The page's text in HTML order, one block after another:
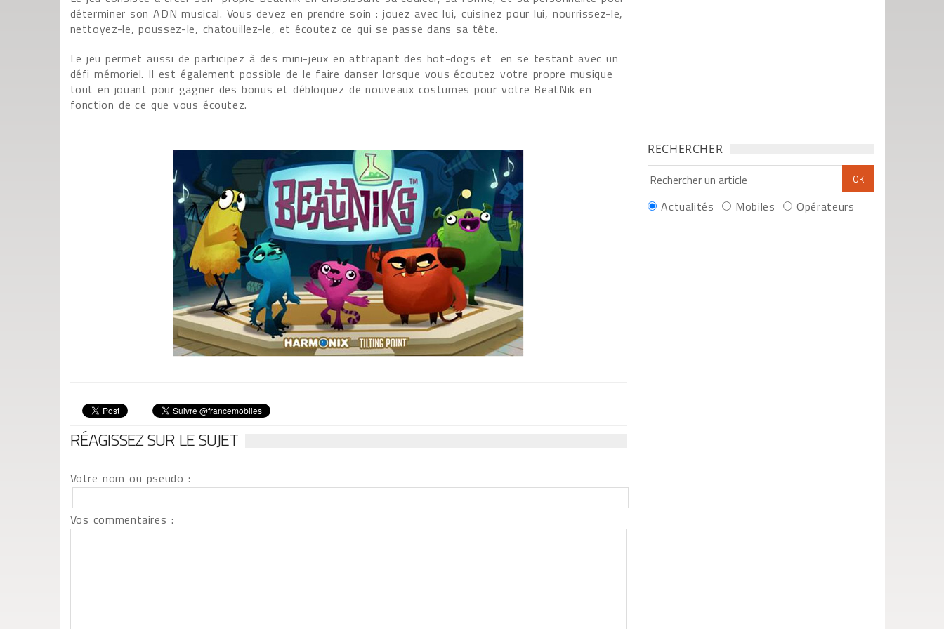
déterminer son ADN musical. Vous devez en prendre soin : jouez avec lui, cuisinez pour lui, nourrissez-le,
nettoyez-le, poussez-le, chatouillez-le, et écoutez ce qui se passe dans sa tête.
Le jeu permet aussi de participez à des mini-jeux en attrapant des hot-dogs et en se testant avec un
défi mémoriel. Il est également possible de le faire danser lorsque vous écoutez votre propre musique
tout en jouant pour gagner des bonus et débloquez de nouveaux costumes pour votre BeatNik en
fonction de ce que vous écoutez.
RÉAGISSEZ SUR LE SUJET
Votre nom ou pseudo :
Vos commentaires :
RECHERCHER
Actualités Mobiles Opérateurs